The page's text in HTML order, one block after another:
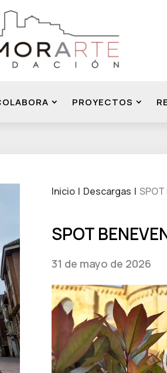
PROYECTOS
Inicio Descargas SPOT
SPOT
31 de mayo de 2026
Reproductor
de
vídeo